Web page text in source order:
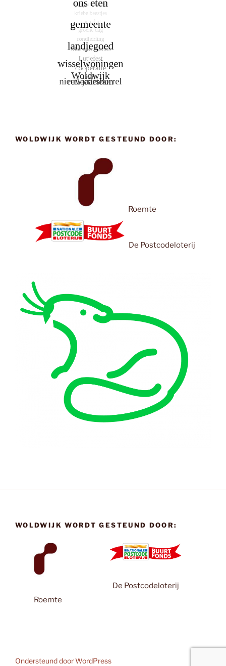
WOLDWIJK WORDT GESTEUND DOOR:
Roemte
De Postcodeloterij
WOLDWIJK WORDT GESTEUND DOOR:
Roemte
De Postcodeloterij
Ondersteund door WordPress